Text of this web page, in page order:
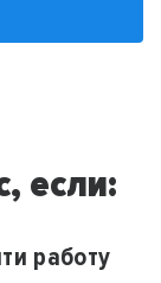
если:
работу